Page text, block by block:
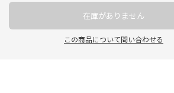
在庫がありません
この商品について問い合わせる